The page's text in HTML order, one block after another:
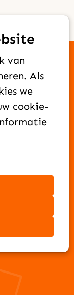
van
Als
we
cookie-
goede